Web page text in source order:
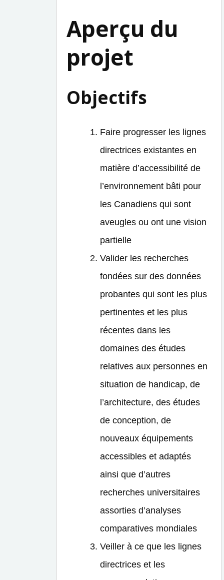
Aperçu du
projet
Objectifs
Faire progresser les lignes
directrices existantes en
matière d’accessibilité de
l’environnement bâti pour
les Canadiens qui sont
aveugles ou ont une vision
partielle
Valider les recherches
fondées sur des données
probantes qui sont les plus
pertinentes et les plus
récentes dans les
domaines des études
relatives aux personnes en
situation de handicap, de
l’architecture, des études
de conception, de
nouveaux équipements
accessibles et adaptés
ainsi que d’autres
recherches universitaires
assorties d’analyses
comparatives mondiales
Veiller à ce que les lignes
directrices et les